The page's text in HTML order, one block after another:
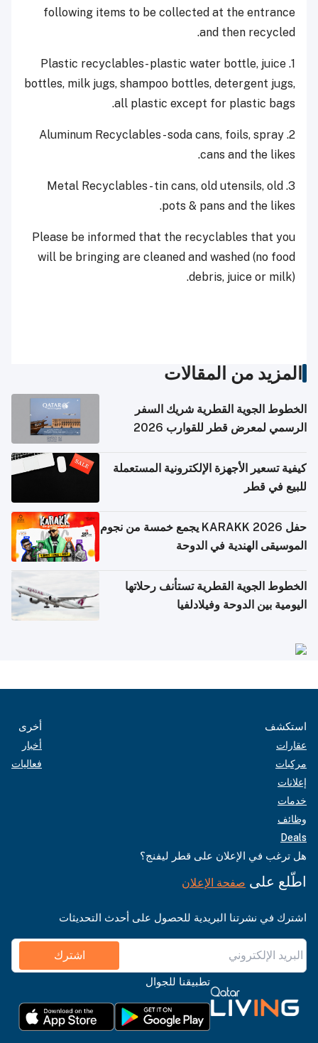
following items to be collected at the entrance
and then recycled.
1. Plastic recyclables- plastic water bottle, juice
bottles, milk jugs, shampoo bottles, detergent jugs,
all plastic except for plastic bags.
2. Aluminum Recyclables - soda cans, foils, spray
cans and the likes.
3. Metal Recyclables - tin cans, old utensils, old
pots & pans and the likes.
Please be informed that the recyclables that you
will be bringing are cleaned and washed (no food
debris, juice or milk).
المزيد من المقالات
الخطوط الجوية القطرية شريك السفر
الرسمي لمعرض قطر للقوارب 2026
كيفية تسعير الأجهزة الإلكترونية المستعملة
للبيع في قطر
حفل KARAKK 2026 يجمع خمسة من نجوم
الموسيقى الهندية في الدوحة
الخطوط الجوية القطرية تستأنف رحلاتها
اليومية بين الدوحة وفيلادلفيا
استكشف
عقارات
مركبات
إعلانات
خدمات
وظائف
Deals
أخرى
أخبار
فعاليات
هل ترغب في الإعلان على قطر ليفنج؟
اطّلع على صفحة الإعلان
اشترك في نشرتنا البريدية للحصول على أحدث التحديثات
اشترك
تطبيقنا للجوال